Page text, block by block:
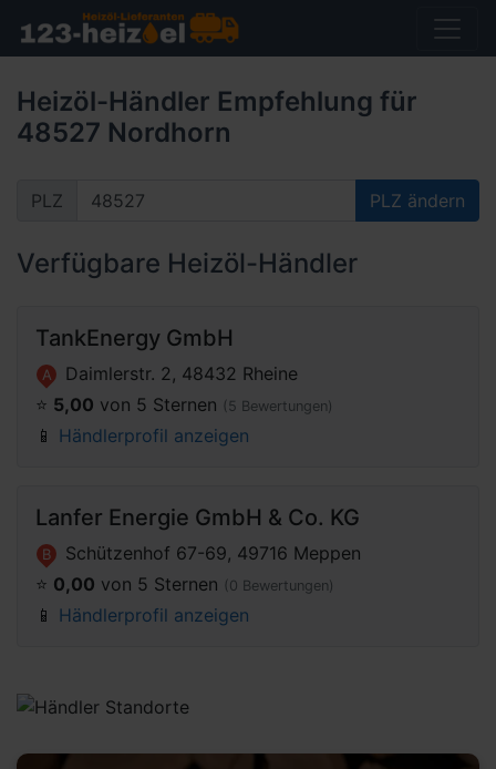
Heizöl-Händler Empfehlung für
48527 Nordhorn
PLZ PLZ ändern
Verfügbare Heizöl-Händler
TankEnergy GmbH
A
Daimlerstr. 2, 48432 Rheine
⭐️ 5,00 von 5 Sternen (5 Bewertungen)
📱 Händlerprofil anzeigen
Lanfer Energie GmbH & Co. KG
B
Schützenhof 67-69, 49716 Meppen
⭐️ 0,00 von 5 Sternen (0 Bewertungen)
📱 Händlerprofil anzeigen